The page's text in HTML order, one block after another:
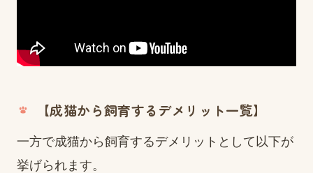
【成猫から飼育するデメリット一覧】
一方で成猫から飼育するデメリットとして以下が
挙げられます。